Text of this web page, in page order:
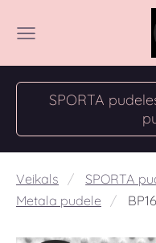
SPORTA
Veikals
SPORTA
Metala pudele
BP16